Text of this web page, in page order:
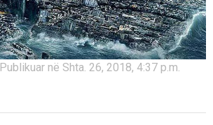
Publikuar në Shta. 26, 2018, 4:37 p.m.